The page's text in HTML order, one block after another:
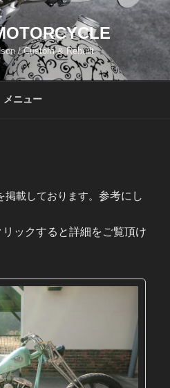
/ Custom & Rebuilt
メニュー
載しております。 参考にし
ックすると詳細をご覧頂け